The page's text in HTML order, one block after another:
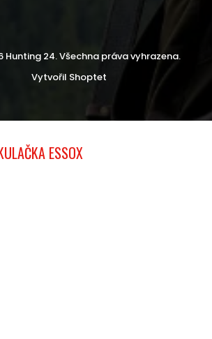
Vytvořil Shoptet
Hunting 24. Všechna práva vyhrazena.
ESSOX